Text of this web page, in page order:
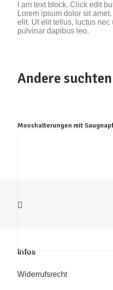
I am text block. Click edit
Lorem ipsum dolor sit
elit. Ut elit tellus, luctus nec
pulvinar dapibus leo.
Andere
Mooshalterungen mit
Infos
Widerrufsrecht